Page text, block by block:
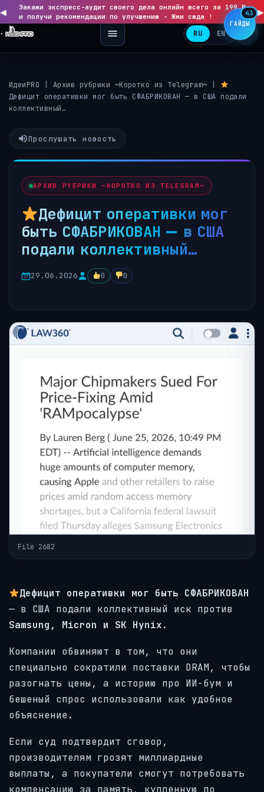
◀
Закажи экспресс-аудит своего дела онлайн всего за 199 ₽
и получи рекомендации по улучшению - Жми сюда !
▶
RU EN
ИдеиPRO Архив рубрики ~Коротко из Telegram~
Дефицит оперативки мог быть СФАБРИКОВАН — в США подали
коллективный…
Прослушать новость
АРХИВ РУБРИКИ ~КОРОТКО ИЗ TELEGRAM~
Дефицит оперативки мог
быть СФАБРИКОВАН — в США
подали коллективный…
29.06.2026 0 0
File 2682
Дефицит оперативки мог быть СФАБРИКОВАН
— в США подали коллективный иск против
Samsung, Micron и SK Hynix.
Компании обвиняют в том, что они
специально сократили поставки DRAM, чтобы
разогнать цены, а историю про ИИ-бум и
бешеный спрос использовали как удобное
объяснение.
Если суд подтвердит сговор,
производителям грозят миллиардные
выплаты, а покупатели смогут потребовать
компенсацию за память, купленную по
ГАЙДЫ
43